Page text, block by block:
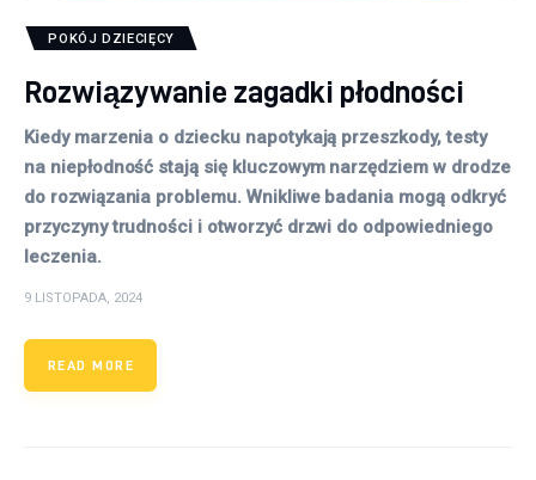
POKÓJ DZIECIĘCY
Rozwiązywanie zagadki płodności
Kiedy marzenia o dziecku napotykają przeszkody, testy
na niepłodność stają się kluczowym narzędziem w drodze
do rozwiązania problemu. Wnikliwe badania mogą odkryć
przyczyny trudności i otworzyć drzwi do odpowiedniego
leczenia.
9 LISTOPADA, 2024
READ MORE